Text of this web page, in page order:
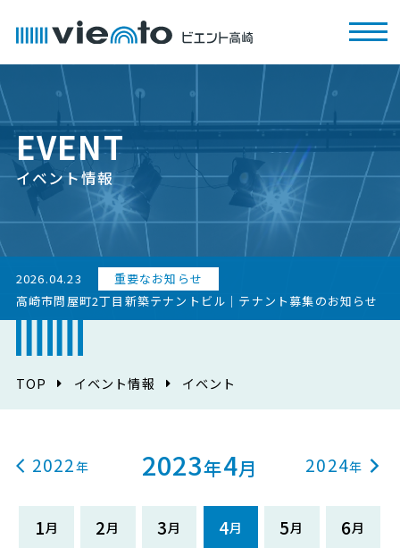
EVENT
イベント情報
2026.04.23
重要なお知らせ
高崎市問屋町2丁目新築テナントビル｜テナント募集のお知らせ
TOP イベント情報 イベント
2022 2023年4月
1 2 3 4 5
6
2024